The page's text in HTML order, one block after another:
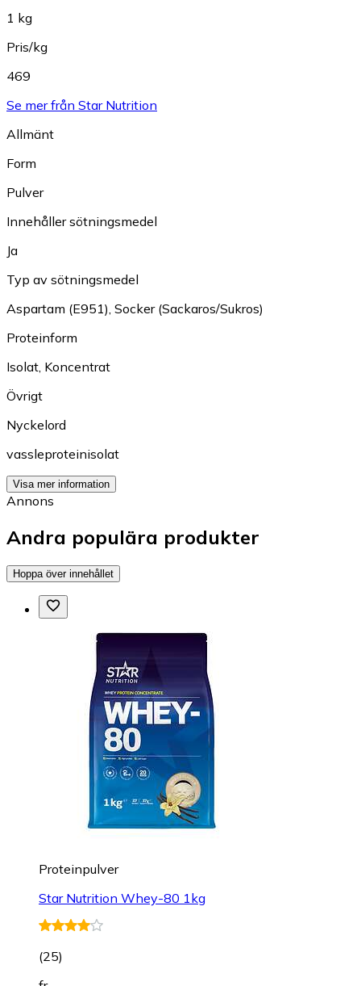
1 kg
Pris/kg
469
Se mer från Star Nutrition
Allmänt
Form
Pulver
Innehåller sötningsmedel
Ja
Typ av sötningsmedel
Aspartam (E951) Socker (Sackaros/Sukros)
Proteinform
Isolat Koncentrat
Övrigt
Nyckelord
vassleproteinisolat
Visa mer information
Annons
Andra populära produkter
Hoppa över innehållet
Proteinpulver
Star Nutrition Whey-80 1kg
(25)